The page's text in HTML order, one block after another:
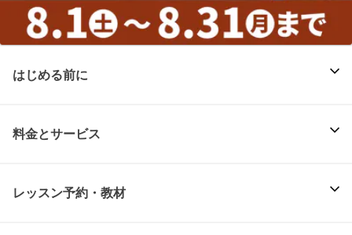
はじめる前に
料金とサービス
レッスン予約・教材